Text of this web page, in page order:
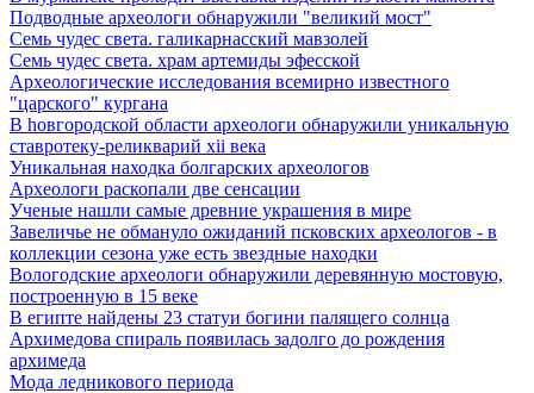
Подводные археологи обнаружили "великий мост"
Семь чудес света. галикарнасский мавзолей
Семь чудес света. храм артемиды эфесской
Археологические исследования всемирно известного
"царского" кургана
В hовгородской области археологи обнаружили уникальную
ставротеку-реликварий xii века
Уникальная находка болгарских археологов
Археологи раскопали две сенсации
Ученые нашли самые древние украшения в мире
Завеличье не обмануло ожиданий псковских археологов - в
коллекции сезона уже есть звездные находки
Вологодские археологи обнаружили деревянную мостовую,
построенную в 15 веке
В египте найдены 23 статуи богини палящего солнца
Архимедова спираль появилась задолго до рождения
архимеда
Мода ледникового периода